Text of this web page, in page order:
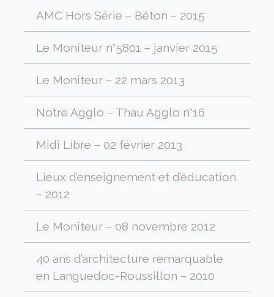
AMC Hors Série – Béton – 2015
Le Moniteur n°5801 – janvier 2015
Le Moniteur – 22 mars 2013
Notre Agglo – Thau Agglo n°16
Midi Libre – 02 février 2013
Lieux d’enseignement et d’éducation
– 2012
Le Moniteur – 08 novembre 2012
40 ans d’architecture remarquable
en Languedoc-Roussillon – 2010